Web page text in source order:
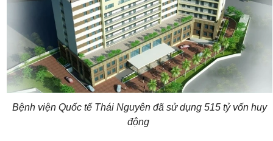
Bệnh viện Quốc tế Thái Nguyên đã sử dụng 515 tỷ vốn huy
động